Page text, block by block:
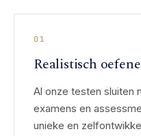
01
Realistisch
Al onze testen sluiten
examens en
unieke en